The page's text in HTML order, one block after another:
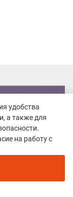
удобства
а также для
на работу с